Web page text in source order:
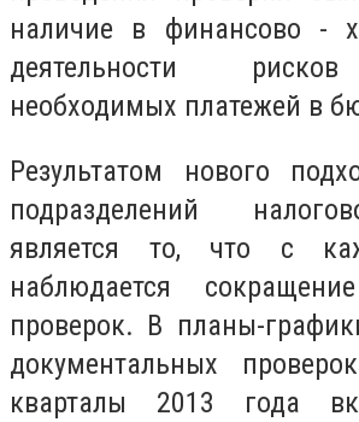
наличие в финансово -
деятельности
необходимых платежей в
Результатом нового
подразделений
является то, что с
наблюдается
проверок. В планы-
документальных
кварталы 2013 года